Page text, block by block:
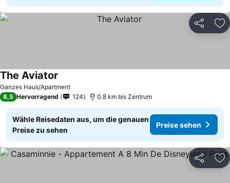
Teilen
Ganzes Haus/Apartment
The Aviator
8,5 Hervorragend 124 0.8 km bis Zentrum
Wähle Reisedaten aus, um die genauen
Preise zu sehen
Preise sehen
Teilen